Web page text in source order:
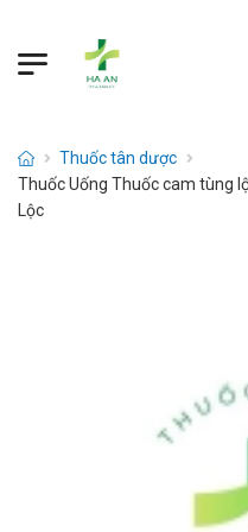
Thuốc tân dược
Thuốc Uống Thuốc cam tùng
Lộc